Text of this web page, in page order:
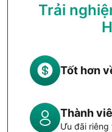
Trải
Tốt hơn
Thành
Ưu đãi riêng